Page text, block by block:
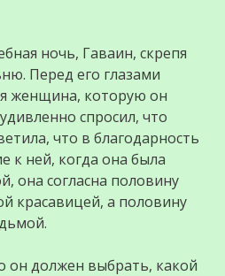
ночь, Гаваин, скрепя
Перед его глазами
женщина, которую он
спросил, что
что в благодарность
к ней, когда она была
она согласна половину
красавицей, а половину
он должен выбрать, какой